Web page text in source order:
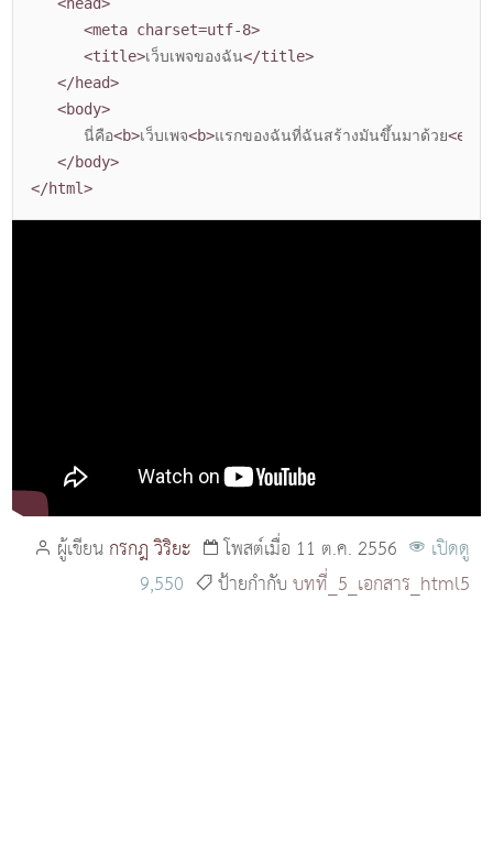
<meta charset=utf-8>
<title>เว็บเพจของฉัน</title>
</head>
<body>
นี่คือ<b>เว็บเพจ<b>แรกของฉันที่ฉันสร้างมันขึ้นมาด้วย<em>
</body>
</html>
ผู้เขียนกรกฎ วิริยะ โพสต์เมื่อ 11 ต.ค. 2556
เปิดดู
9,550
ป้ายกำกับบทที่_5_เอกสาร_html5